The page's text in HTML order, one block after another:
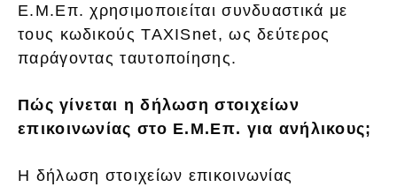
Ε.Μ.Επ. χρησιμοποιείται συνδυαστικά με
τους κωδικούς TAXISnet, ως δεύτερος
παράγοντας ταυτοποίησης.
Πώς γίνεται η δήλωση στοιχείων
επικοινωνίας στο Ε.Μ.Επ. για ανήλικους;
Η δήλωση στοιχείων επικοινωνίας